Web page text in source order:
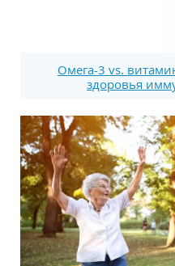
Омега-3 vs.
здоровья